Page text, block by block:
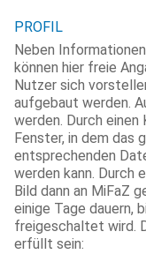
PROFIL
Neben
können hier freie
Nutzer sich
aufgebaut werden.
werden. Durch einen
Fenster, in dem das
entsprechenden
werden kann. Durch
Bild dann an MiFaZ
einige Tage dauern,
freigeschaltet wird.
erfüllt sein: